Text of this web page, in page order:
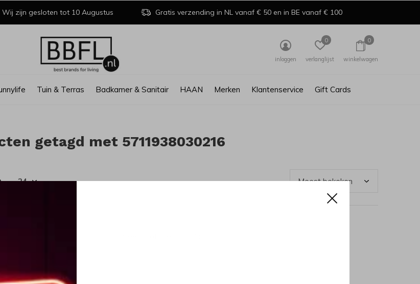
Tuin & Terras Badkamer & Sanitair HAAN Merken Klantenservice Gift Cards
inloggen verlanglijst
0
winkelwagen
0
Wij zijn gesloten tot 10 Augustus Gratis verzending in NL vanaf € 50 en in BE vanaf € 100
getagd met 5711938030216